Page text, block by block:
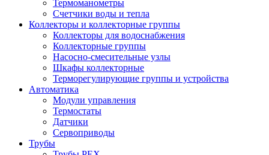
Термоманометры
Счетчики воды и тепла
Коллекторы и коллекторные группы
Коллекторы для водоснабжения
Коллекторные группы
Насосно-смесительные узлы
Шкафы коллекторные
Терморегулирующие группы и устройства
Автоматика
Модули управления
Термостаты
Датчики
Сервоприводы
Трубы